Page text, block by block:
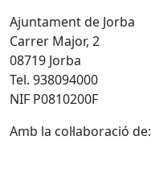
Ajuntament de Jorba
Carrer Major, 2
08719 Jorba
Tel. 938094000
NIF P0810200F
Amb la col·laboració de: